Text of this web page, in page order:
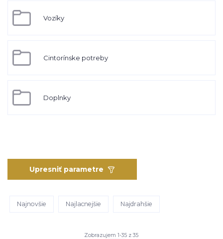
Vozíky
Cintorínske potreby
Doplnky
Upresniť parametre
Najnovšie Najlacnejšie Najdrahšie
Zobrazujem 1-35 z 35